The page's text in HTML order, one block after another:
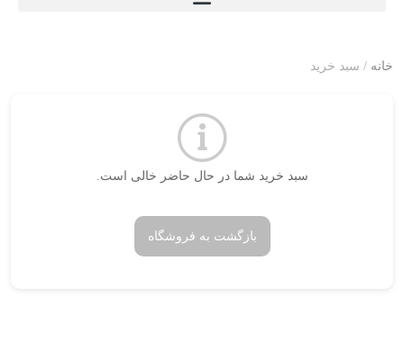
خانه / سبد خرید
سبد خرید شما در حال حاضر خالی است.
بازگشت به فروشگاه